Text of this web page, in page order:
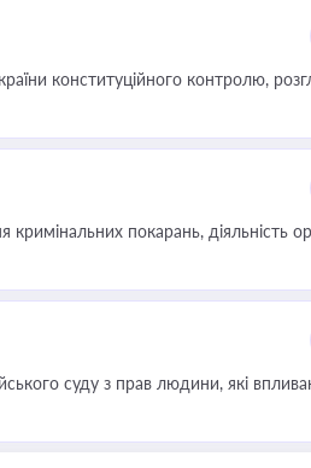
конституційного контролю,
покарань, діяльність
суду з прав людини, які